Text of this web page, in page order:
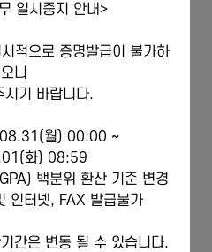
일시중지 안내>
적으로 증명발급이 불가하
오니
시기 바랍니다.
월) 00:00 ~
화) 08:59
백분위 환산 기준 변경
인터넷, FAX 발급불가
간은 변동 될 수 있습니다.